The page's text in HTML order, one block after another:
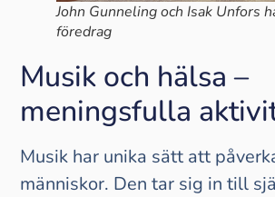
John Gunneling och Isak Unfors
föredrag
Musik och hälsa –
meningsfulla
Musik har unika sätt att
människor. Den tar sig in till